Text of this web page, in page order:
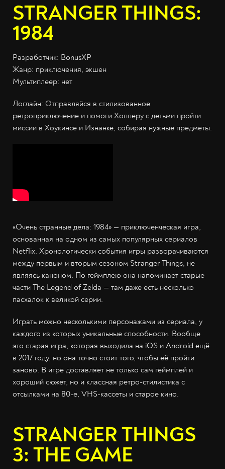
STRANGER THINGS:
1984
Разработчик: BonusXP
Жанр: приключения, экшен
Мультиплеер: нет
Логлайн: Отправляйся в стилизованное
ретроприключение и помоги Хопперу с детьми пройти
миссии в Хоукинсе и Изнанке, собирая нужные предметы.
«Очень странные дела: 1984» — приключенческая игра,
основанная на одном из самых популярных сериалов
Netflix. Хронологически события игры разворачиваются
между первым и вторым сезоном Stranger Things, не
являясь каноном. По геймплею она напоминает старые
части The Legend of Zelda — там даже есть несколько
пасхалок к великой серии.
Играть можно несколькими персонажами из сериала, у
каждого из которых уникальные способности. Вообще
это старая игра, которая выходила на iOS и Android ещё
в 2017 году, но она точно стоит того, чтобы её пройти
заново. В игре доставляет не только сам геймплей и
хороший сюжет, но и классная ретро-стилистика с
отсылками на 80-е, VHS-кассеты и старое кино.
STRANGER THINGS
3: THE GAME